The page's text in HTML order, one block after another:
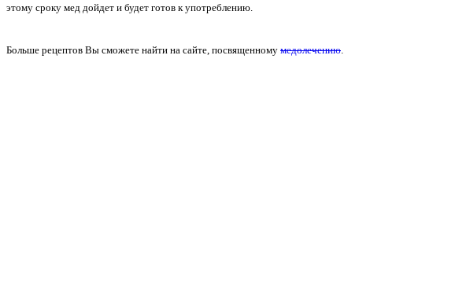
этому сроку мед дойдет и будет готов к употреблению.
Больше рецептов Вы сможете найти на сайте, посвященному медолечению